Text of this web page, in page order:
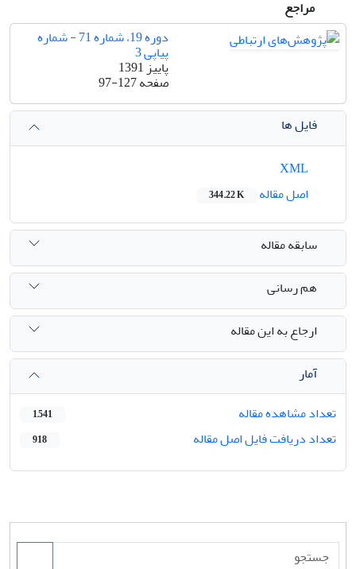
مراجع
دوره 19، شماره 71 - شماره
پیاپی 3
پاییز 1391
صفحه97-127
فایل ها
اصل مقاله
344.22 K
سابقه مقاله
هم رسانی
ارجاع به این مقاله
آمار
تعداد مشاهده مقاله
1,541
تعداد دریافت فایل اصل مقاله 918